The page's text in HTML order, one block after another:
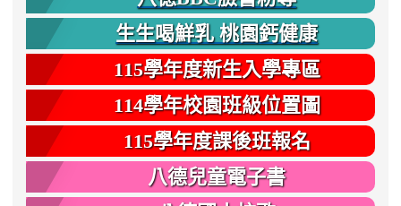
生生喝鮮乳 桃園鈣健康
115學年度新生入學專區
114學年校園班級位置圖
115學年度課後班報名
八德兒童電子書